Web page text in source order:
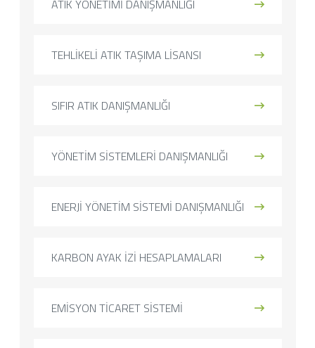
ATIK YÖNETİMİ DANIŞMANLIĞI
TEHLİKELİ ATIK TAŞIMA LİSANSI
SIFIR ATIK DANIŞMANLIĞI
YÖNETİM SİSTEMLERİ DANIŞMANLIĞI
ENERJİ YÖNETİM SİSTEMİ DANIŞMANLIĞI
KARBON AYAK İZİ HESAPLAMALARI
EMİSYON TİCARET SİSTEMİ